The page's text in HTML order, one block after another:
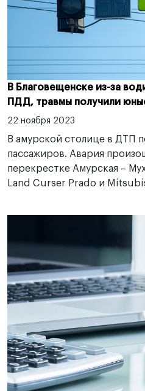
В Благовещенске из-за
ПДД, травмы получили
22 ноября 2023
В амурской столице в ДТП
пассажиров. Авария
перекрестке Амурская –
Land Curser Prado и